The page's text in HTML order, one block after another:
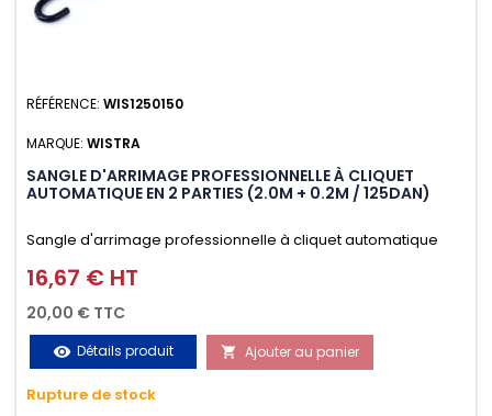
RÉFÉRENCE: WIS1250150
MARQUE: WISTRA
SANGLE D'ARRIMAGE PROFESSIONNELLE À CLIQUET
AUTOMATIQUE EN 2 PARTIES (2.0M + 0.2M / 125DAN)
Sangle d'arrimage professionnelle à cliquet automatique
avec crochet S en 2 parties (2.0M + 0.2M / 125daN), simple et
rapide d'utilisation. Permet d'arrimer et de sécuriser
vos chargements pendant le transport. Matière polyester
très résistante aux UV et aux variations de températures,
n'absorbe pas l'eau.
Prix
16,67 € HT
20,00 € TTC
visibility Détails produit  Ajouter au panier
Rupture de stock